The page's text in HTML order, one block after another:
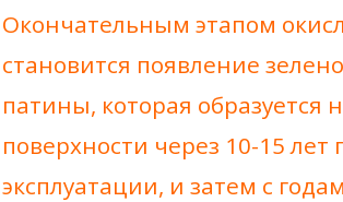
Окончательным этапом
становится появление
патины, которая образуется
поверхности через 10-15 лет
эксплуатации, и затем с